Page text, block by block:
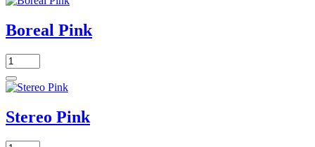
Boreal Pink
Stereo Pink